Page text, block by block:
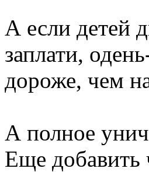
А если детей
заплати,
дороже, чем
А полное
Еще добавить